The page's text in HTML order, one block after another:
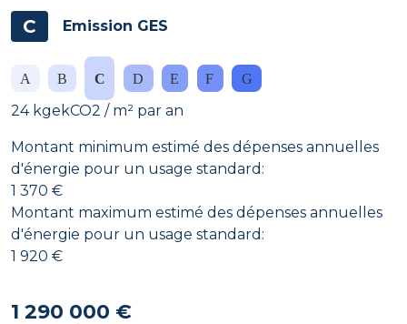
C Emission GES
24 kgekCO2 / m² par an
Montant minimum estimé des dépenses annuelles
d'énergie pour un usage standard:
1 370 €
Montant maximum estimé des dépenses annuelles
d'énergie pour un usage standard:
1 920 €
1 290 000 €